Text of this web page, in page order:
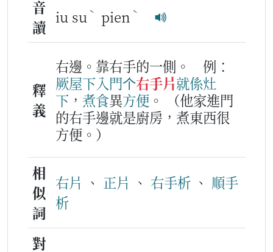
音
讀
iu su ˋ pien ˋ
釋
義
右邊。靠右手的一側。
例：
厥屋下入門个右手片就係灶
下 ， 煮食異方便 。
（他家進門
的右手邊就是廚房，煮東西很
方便。）
相
似
詞
右片 、 正片 、 右手析 、 順手
析
對